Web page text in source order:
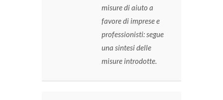
misure di aiuto a
favore di imprese e
professionisti: segue
una sintesi delle
misure introdotte.